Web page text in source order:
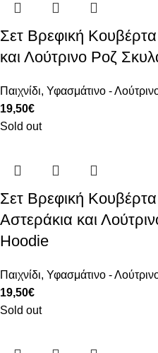
Σετ Βρεφική
και Λούτρινο Ροζ
Παιχνίδι, Υφασμάτινο -
19,50€
Sold out
Σετ Βρεφική
Αστεράκια και
Hoodie
Παιχνίδι, Υφασμάτινο -
19,50€
Sold out